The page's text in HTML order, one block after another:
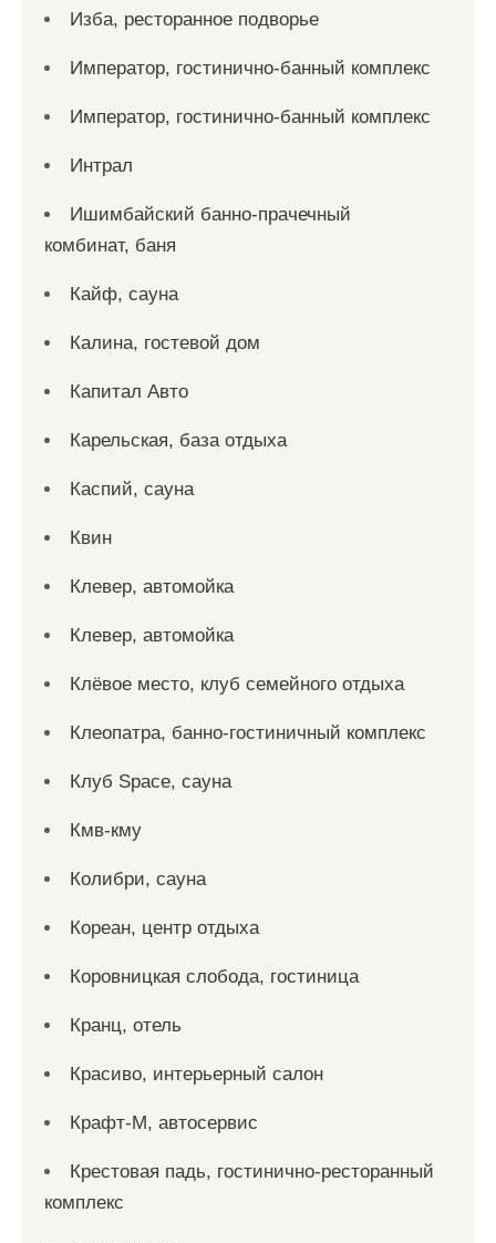
Изба, ресторанное подворье
Император, гостинично-банный комплекс
Император, гостинично-банный комплекс
Интрал
Ишимбайский банно-прачечный
комбинат, баня
Кайф, сауна
Калина, гостевой дом
Капитал Авто
Карельская, база отдыха
Каспий, сауна
Квин
Клевер, автомойка
Клевер, автомойка
Клёвое место, клуб семейного отдыха
Клеопатра, банно-гостиничный комплекс
Клуб Space, сауна
Кмв-кму
Колибри, сауна
Кореан, центр отдыха
Коровницкая слобода, гостиница
Кранц, отель
Красиво, интерьерный салон
Крафт-М, автосервис
Крестовая падь, гостинично-ресторанный
комплекс